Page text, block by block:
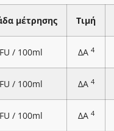
μέτρησης Τιμή
/ 100ml ΔΑ 4
/ 100ml ΔΑ 4
/ 100ml ΔΑ 4